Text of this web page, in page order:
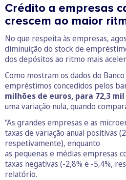
Crédito a empresas
crescem ao maior
No que respeita às empresas,
diminuição do stock de
dos depósitos ao ritmo mais
Como mostram os dados do
empréstimos concedidos pelos
milhões de euros, para 72,3
uma variação nula, quando
“As grandes empresas e as
taxas de variação anual positivas
respetivamente), enquanto
as pequenas e médias empresas
taxas negativas (-2,8% e -5,4%,
relatório.